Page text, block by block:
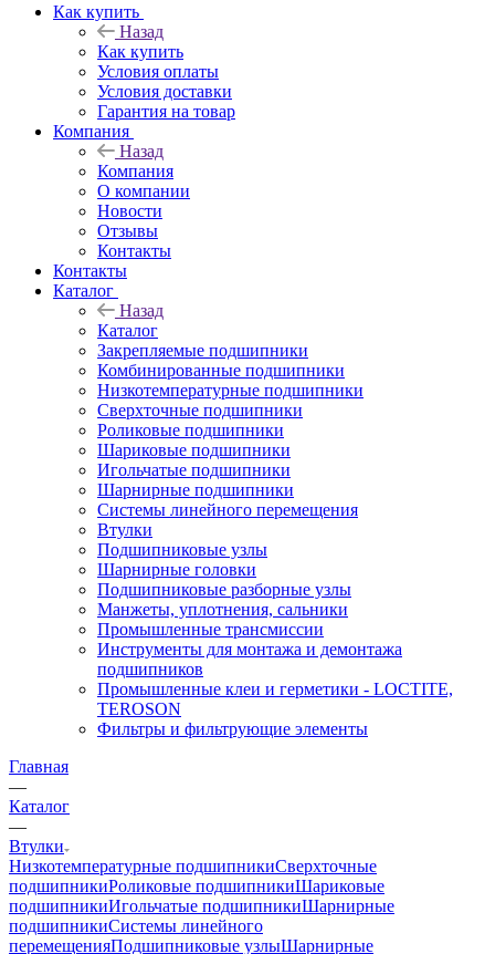
Как купить
Назад
Как купить
Условия оплаты
Условия доставки
Гарантия на товар
Компания
Назад
Компания
О компании
Новости
Отзывы
Контакты
Контакты
Каталог
Назад
Каталог
Закрепляемые подшипники
Комбинированные подшипники
Низкотемпературные подшипники
Сверхточные подшипники
Роликовые подшипники
Шариковые подшипники
Игольчатые подшипники
Шарнирные подшипники
Системы линейного перемещения
Втулки
Подшипниковые узлы
Шарнирные головки
Подшипниковые разборные узлы
Манжеты, уплотнения, сальники
Промышленные трансмиссии
Инструменты для монтажа и демонтажа
подшипников
Промышленные клеи и герметики - LOCTITE,
TEROSON
Фильтры и фильтрующие элементы
Главная
—
Каталог
—
Втулки
Низкотемпературные подшипникиСверхточные
подшипникиРоликовые подшипникиШариковые
подшипникиИгольчатые подшипникиШарнирные
подшипникиСистемы линейного
перемещенияПодшипниковые узлыШарнирные